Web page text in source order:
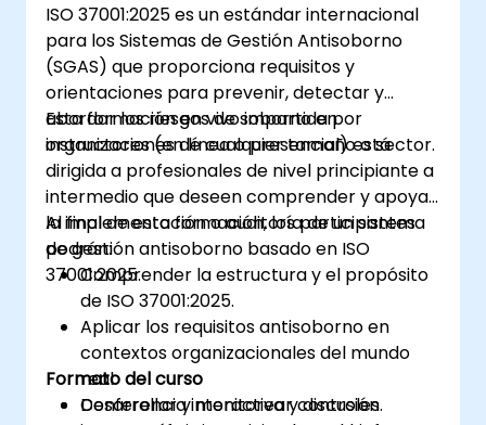
ISO 37001:2025 es un estándar internacional
para los Sistemas de Gestión Antisoborno
(SGAS) que proporciona requisitos y
orientaciones para prevenir, detectar y
abordar los riesgos de soborno en
organizaciones de cualquier tamaño o sector.
Esta formación en vivo impartida por
instructores (en línea o presencial) está
dirigida a profesionales de nivel principiante a
intermedio que deseen comprender y apoyar
la implementación o auditoría de un sistema
de gestión antisoborno basado en ISO
37001:2025.
Al final de esta formación, los participantes
podrán:
Comprender la estructura y el propósito
de ISO 37001:2025.
Aplicar los requisitos antisoborno en
contextos organizacionales del mundo
real.
Desarrollar y monitorear controles
Formato del curso
Conferencia interactiva y discusión.